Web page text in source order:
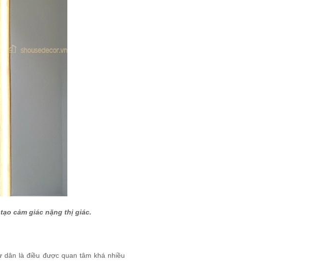
cảm giác nặng thị giác.
là điều được quan tâm khá nhiều